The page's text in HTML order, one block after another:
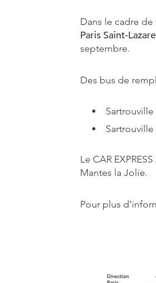
Dans le cadre
Paris Saint-
septembre.
Des bus de
Le CAR
Mantes la Jolie.
Pour plus